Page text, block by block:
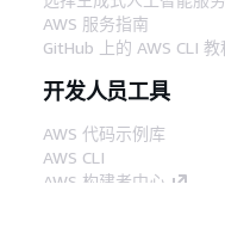
AWS 服务指南
GitHub 上的 AWS CLI 教
开发人员工具
AWS 代码示例库
AWS CLI
AWS 构建者中心